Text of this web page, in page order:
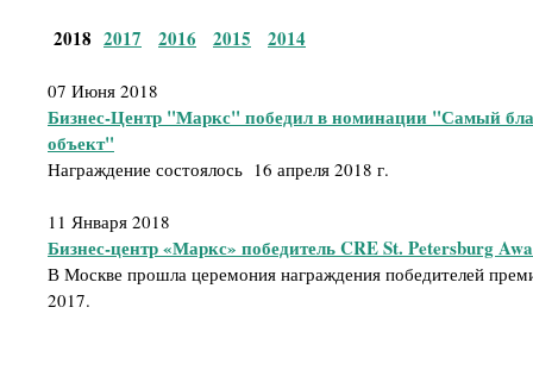
2018 2017 2016 2015 2014
07 Июня 2018
Бизнес-Центр "Маркс" победил в номинации "Самый
объект"
Награждение состоялось 16 апреля 2018 г.
11 Января 2018
Бизнес-центр «Маркс» победитель CRE St. Petersburg
В Москве прошла церемония награждения победителей
2017.